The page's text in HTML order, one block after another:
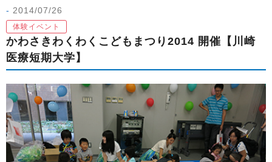
2014/07/26
体験イベント
かわさきわくわくこどもまつり2014 開催【川崎
医療短期大学】